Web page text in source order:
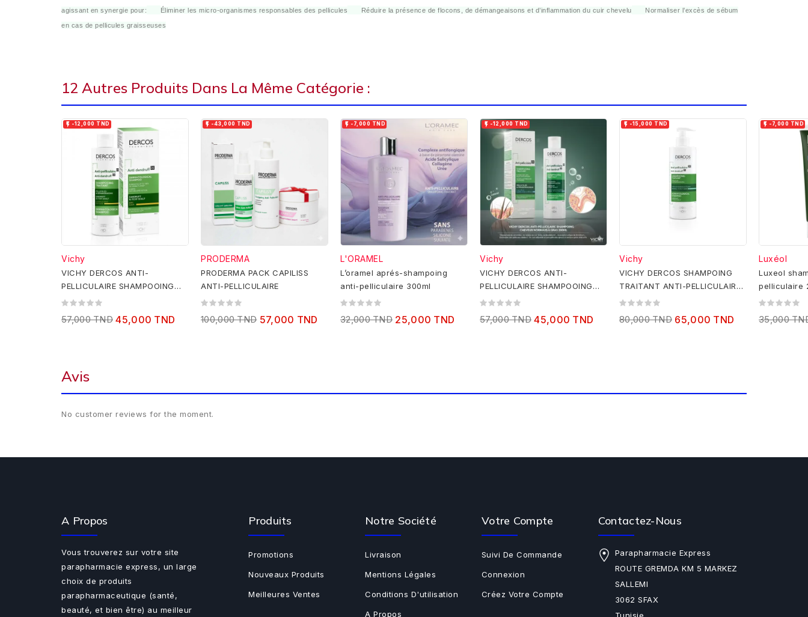
agissant en synergie pour: Éliminer les micro-organismes responsables des pellicules Réduire la présence de flocons, de démangeaisons et d’inflammation du cuir chevelu Normaliser l’excès de sébum
en cas de pellicules graisseuses
12 Autres Produits Dans La Même Catégorie :
 -12,000 TND
Vichy
VICHY DERCOS ANTI-
PELLICULAIRE SHAMPOOING
TRAITANT CHEVEUX SECS
57,000 TND 45,000 TND
 -43,000 TND
PRODERMA
PRODERMA PACK CAPILISS
ANTI-PELLICULAIRE
100,000 TND 57,000 TND
 -7,000 TND
L'ORAMEL
L’oramel aprés-shampoing
anti-pelliculaire 300ml
32,000 TND 25,000 TND
 -12,000 TND
Vichy
VICHY DERCOS ANTI-
PELLICULAIRE SHAMPOOING
TRAITANT CHEVEUX NORMAUX
57,000 TND 45,000 TND
 -15,000 TND
Vichy
VICHY DERCOS SHAMPOING
TRAITANT ANTI-PELLICULAIRE
CHEVEUX NORMAUX A GRAS
80,000 TND 65,000 TND
 -7,000 TND
Luxéol
Luxeol
pelliculaire
35,000
Avis
No customer reviews for the moment.
A Propos
Vous trouverez sur votre site
parapharmacie express, un large
choix de produits
parapharmaceutique (santé,
beauté, et bien être) au meilleur
Produits
Promotions
Nouveaux Produits
Meilleures Ventes
Notre Société
Livraison
Mentions Légales
Conditions D'utilisation
A Propos
Votre Compte
Suivi De Commande
Connexion
Créez Votre Compte
Contactez-Nous
Parapharmacie Express
ROUTE GREMDA KM 5 MARKEZ
SALLEMI
3062 SFAX